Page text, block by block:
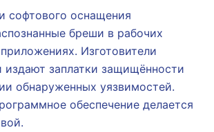
софтового оснащения
бреши в рабочих
Изготовители
издают заплатки защищённости
обнаруженных уязвимостей.
обеспечение делается